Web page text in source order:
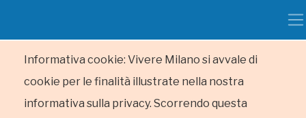
Informativa cookie: Vivere Milano si avvale di
cookie per le finalità illustrate nella nostra
informativa sulla privacy. Scorrendo questa